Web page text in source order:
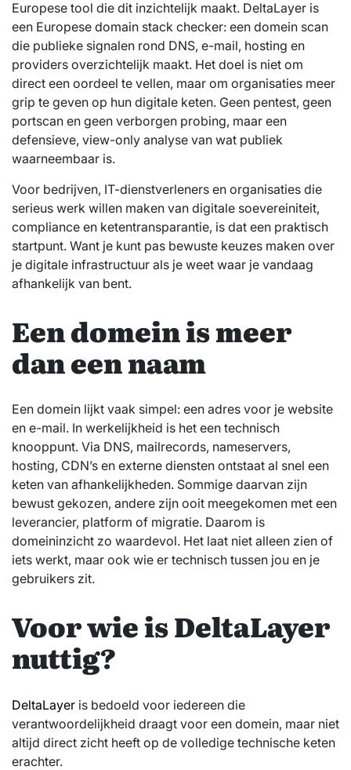
Europese tool die dit inzichtelijk maakt. DeltaLayer is
een Europese domain stack checker: een domein scan
die publieke signalen rond DNS, e-mail, hosting en
providers overzichtelijk maakt. Het doel is niet om
direct een oordeel te vellen, maar om organisaties meer
grip te geven op hun digitale keten. Geen pentest, geen
portscan en geen verborgen probing, maar een
defensieve, view-only analyse van wat publiek
waarneembaar is.
Voor bedrijven, IT-dienstverleners en organisaties die
serieus werk willen maken van digitale soevereiniteit,
compliance en ketentransparantie, is dat een praktisch
startpunt. Want je kunt pas bewuste keuzes maken over
je digitale infrastructuur als je weet waar je vandaag
afhankelijk van bent.
Een domein is meer
dan een naam
Een domein lijkt vaak simpel: een adres voor je website
en e-mail. In werkelijkheid is het een technisch
knooppunt. Via DNS, mailrecords, nameservers,
hosting, CDN’s en externe diensten ontstaat al snel een
keten van afhankelijkheden. Sommige daarvan zijn
bewust gekozen, andere zijn ooit meegekomen met een
leverancier, platform of migratie. Daarom is
domeininzicht zo waardevol. Het laat niet alleen zien of
iets werkt, maar ook wie er technisch tussen jou en je
gebruikers zit.
Voor wie is DeltaLayer
nuttig?
DeltaLayer is bedoeld voor iedereen die
verantwoordelijkheid draagt voor een domein, maar niet
altijd direct zicht heeft op de volledige technische keten
erachter.